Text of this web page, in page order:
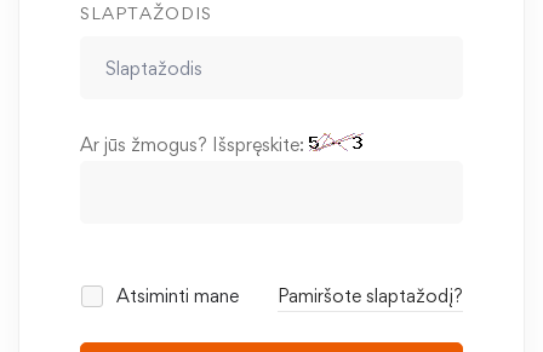
SLAPTAŽODIS
Ar jūs žmogus? Išspręskite:
Atsiminti mane Pamiršote slaptažodį?